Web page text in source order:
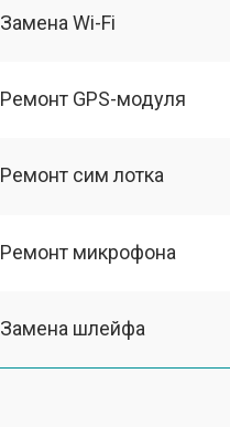
Замена Wi-Fi
Ремонт GPS-модуля
Ремонт сим лотка
Ремонт микрофона
Замена шлейфа